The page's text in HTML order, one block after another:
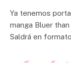
Ya tenemos
manga Bluer
Saldrá en